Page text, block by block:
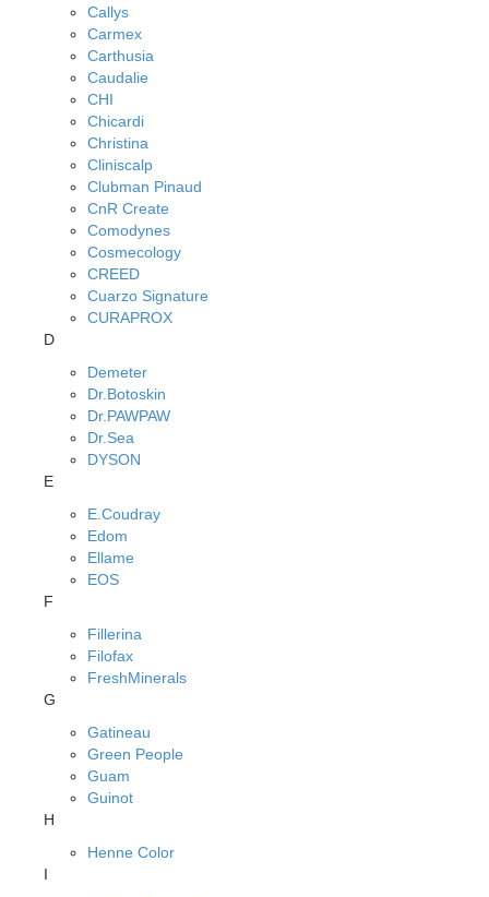
Callys
Carmex
Carthusia
Caudalie
CHI
Chicardi
Christina
Cliniscalp
Clubman Pinaud
CnR Create
Comodynes
Cosmecology
CREED
Cuarzo Signature
CURAPROX
D
Demeter
Dr.Botoskin
Dr.PAWPAW
Dr.Sea
DYSON
E
E.Coudray
Edom
Ellame
EOS
F
Fillerina
Filofax
FreshMinerals
G
Gatineau
Green People
Guam
Guinot
H
Henne Color
I